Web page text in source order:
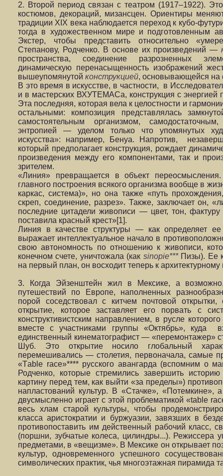
2. Второй период связан с театром (1917–1922).
костюмов, декораций, мизансцен. Ориентиры
традиции XIX века наблюдается переход к кубо-
тогда в художественном мире и подготовленным
Экстер, чтобы представить относительно
Степанову, Родченко. В основе их произведений —
пространства, соединение разрозненных
динамическую перенасыщенность изображений
вышеупомянутой конструкцией, основывающейся
В это время в искусстве, в частности, в
и в мастерских ВХУТЕМАСа, конструкция с энергией
Эта последняя, которая вела к целостности и
остальными: композиция представлялась
самостоятельным организмом,
энтропией — уделом только что упомянутых
искусства»: например, Бенуа. Напротив,
который предполагает конструкция, рождает
произведения между его компонентами, так и
зрителем.
«Линия» превращается в объект
главного построения всякого организма вообще в
каркас, система)», но она также «путь
скреп, соединение, разрез». Также, заключает он,
последние цитадели живописи — цвет, тон,
поставила красный крест»[1].
Линия в качестве структуры — как определяет
выражает интеллектуальное начало в
свою автономность по отношению к живописи,
конечном счете, уничтожала (как sinopie***Пизы). Ее
на первый план, он восходит теперь к архитектурному
3. Когда Эйзенштейн жил в Мексике, а
путешествий по Европе, наполненных
порой соседствовал с китчем почтовой
открытие, которое заставляет его порвать с
конструктивистским направлением, в русле
вместе с участниками группы «Октябрь», куда
единственный кинематографист — «перемонтажер»
Шуб. Это открытие носило глобальный
перемешивались — столетия, первоначала, самые
«Тable race»**** русского авангарда (вспомним о
Родченко, которые стремились завершить
картину перед тем, как выйти «за пределы»)
напластований культур. В «Стачке»,
двусмысленно играет с этой проблематикой «table
весь хлам старой культуры, чтобы
класса аристократии и буржуазии, завязших в
противопоставить им действенный рабочий класс,
(поршни, зубчатые колеса, цилиндры...). Режиссера
предметами, в «вещизме». В Мексике он открывает
культур, одновременного успешного
символических практик, чья многоэтажная пирамида